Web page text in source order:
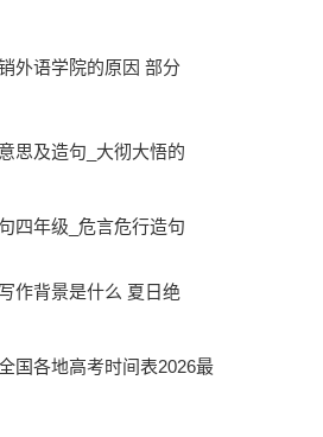
外语学院的原因 部分
思及造句_大彻大悟的
四年级_危言危行造句
作背景是什么 夏日绝
国各地高考时间表2026最